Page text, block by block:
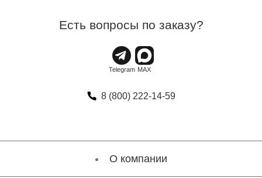
Есть вопросы по заказу?
8 (800) 222-14-59
О компании